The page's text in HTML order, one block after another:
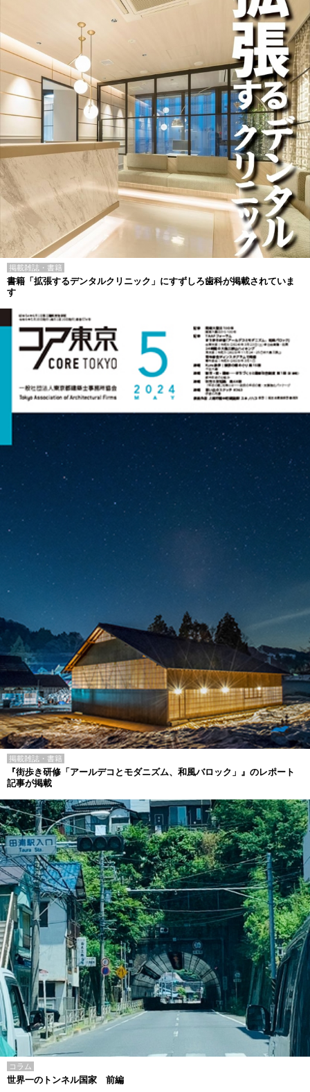
掲載雑誌・書籍
書籍「拡張するデンタルクリニック」にすずしろ歯科が掲載されていま
す
掲載雑誌・書籍
『街歩き研修「アールデコとモダニズム、和風バロック」』のレポート
記事が掲載
コラム
世界一のトンネル国家 前編